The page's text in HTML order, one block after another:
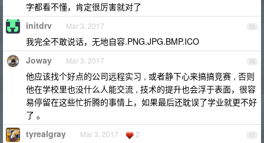
字都看不懂，肯定很厉害就对了
55
initdrv Mar 3, 2017
我完全不敢说话，无地自容.PNG.JPG.BMP.ICO
56
Joway Mar 3, 2017
他应该找个好点的公司远程实习 , 或者静下心来搞搞竞赛 , 否则
他在学校里也没什么人能交流 , 技术的提升也会浮于表面，很容
易停留在这些忙折腾的事情上，如果最后还耽误了学业就更不好
了 。
57
tyrealgray Mar 3, 2017 2